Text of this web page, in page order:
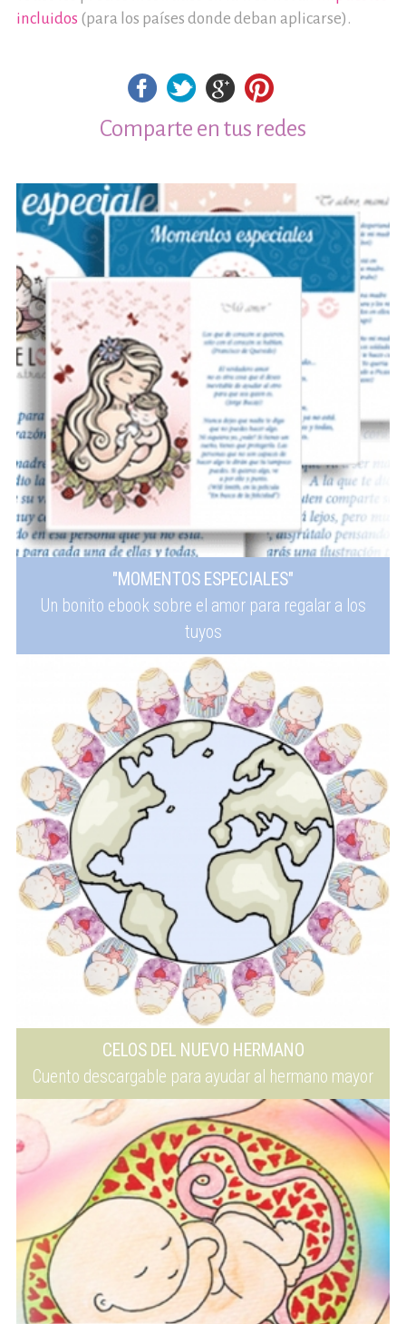
incluidos (para los países donde deban aplicarse).
Comparte en tus redes
"MOMENTOS ESPECIALES"
Un bonito ebook sobre el amor para regalar a los
tuyos
CELOS DEL NUEVO HERMANO
Cuento descargable para ayudar al hermano mayor